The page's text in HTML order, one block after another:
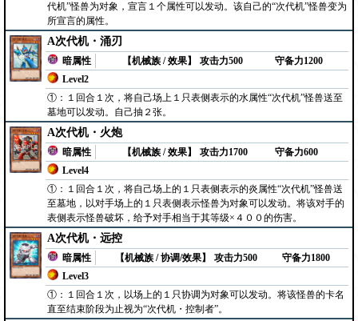
代机”怪兽为对象，宣言１个属性可以发动。该自己的“次代机”怪兽变为
所宣言的属性。
A次代机・涌刃
暗属性
【机械族 / 效果】
Level2
攻击力500 守备力1200
①：１回合１次，将自己场上１只表侧表示的水属性“次代机”怪兽送至
墓地可以发动。自己抽２张。
A次代机・火炮
暗属性
【机械族 / 效果】
Level4
攻击力1700 守备力600
①：１回合１次，将自己场上的１只表侧表示的炎属性“次代机”怪兽送
至墓地，以对手场上的１只表侧表示怪兽为对象可以发动。将该对手的
表侧表示怪兽破坏，给予对手相当于其等级×４００的伤害。
A次代机・远控
暗属性
【机械族 / 协调/效果】
Level3
攻击力500 守备力1800
①：１回合１次，以场上的１只协调为对象可以发动。将该怪兽的卡名
直至结束阶段为止视为“次代机・控制者”。